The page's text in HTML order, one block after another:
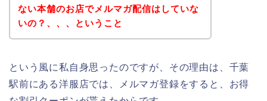
ない本舗のお店でメルマガ配信はしていな
いの？、、、ということ
という風に私自身思ったのですが、その理由は、千葉
駅前にある洋服店では、メルマガ登録をすると、お得